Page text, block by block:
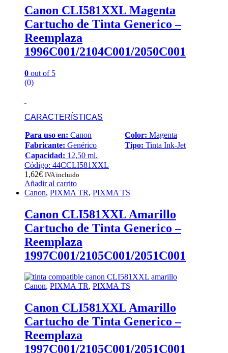
Canon CLI581XXL Magenta
Cartucho de Tinta Generico –
Reemplaza
1996C001/2104C001/2050C001
0 out of 5
(0)
CARACTERÍSTICAS
Para uso en: Canon Color: Magenta
Fabricante: Genérico Tipo: Tinta Ink-Jet
Capacidad: 12,50 ml.
Código: 44CCLI581XXL
1,62€ IVA incluido
Añadir al carrito
Canon, PIXMA TR, PIXMA TS
Canon CLI581XXL Amarillo
Cartucho de Tinta Generico –
Reemplaza
1997C001/2105C001/2051C001
Canon, PIXMA TR, PIXMA TS
Canon CLI581XXL Amarillo
Cartucho de Tinta Generico –
Reemplaza
1997C001/2105C001/2051C001